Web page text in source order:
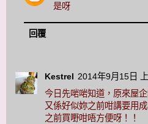
是呀
回覆
Kestrel 2014年9月15日
今日先啱啱知道，原來屋
又係好似妳之前咁講要用
之前買嘢咁唔方便呀！！